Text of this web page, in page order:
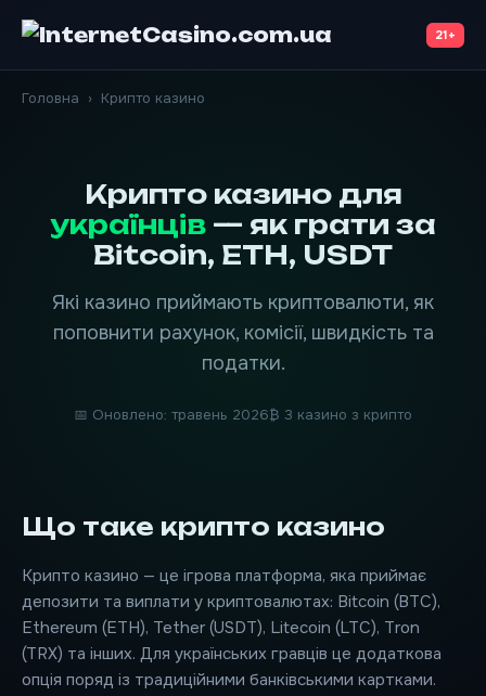
21+
Головна › Крипто казино
Крипто казино для
українців — як грати за
Bitcoin, ETH, USDT
Які казино приймають криптовалюти, як
поповнити рахунок, комісії, швидкість та
податки.
📅 Оновлено: травень 2026₿ 3 казино з крипто
Що таке крипто казино
Крипто казино — це ігрова платформа, яка приймає
депозити та виплати у криптовалютах: Bitcoin (BTC),
Ethereum (ETH), Tether (USDT), Litecoin (LTC), Tron
(TRX) та інших. Для українських гравців це додаткова
опція поряд із традиційними банківськими картками.